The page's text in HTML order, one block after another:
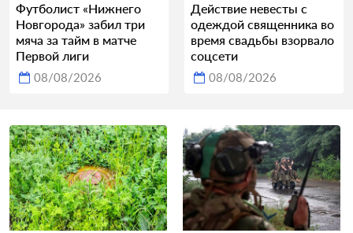
Футболист «Нижнего
Новгорода» забил три
мяча за тайм в матче
Первой лиги
08/08/2026
Действие невесты с
одеждой священника во
время свадьбы взорвало
соцсети
08/08/2026